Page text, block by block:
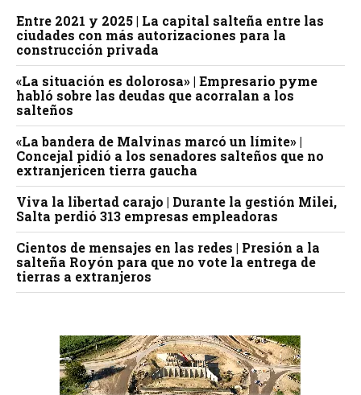
Entre 2021 y 2025 | La capital salteña entre las
ciudades con más autorizaciones para la
construcción privada
«La situación es dolorosa» | Empresario pyme
habló sobre las deudas que acorralan a los
salteños
«La bandera de Malvinas marcó un límite» |
Concejal pidió a los senadores salteños que no
extranjericen tierra gaucha
Viva la libertad carajo | Durante la gestión Milei,
Salta perdió 313 empresas empleadoras
Cientos de mensajes en las redes | Presión a la
salteña Royón para que no vote la entrega de
tierras a extranjeros